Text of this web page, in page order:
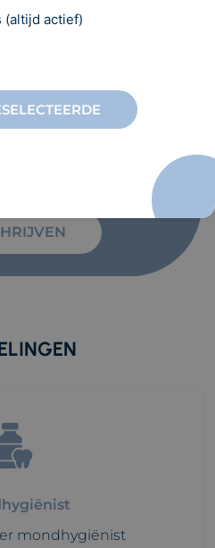
graag in onze praktijk!
mondhygiënist
(altijd actief)